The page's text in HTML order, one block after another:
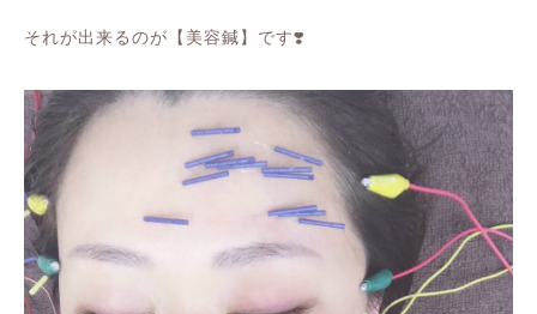
それが出来るのが【美容鍼】です❣️